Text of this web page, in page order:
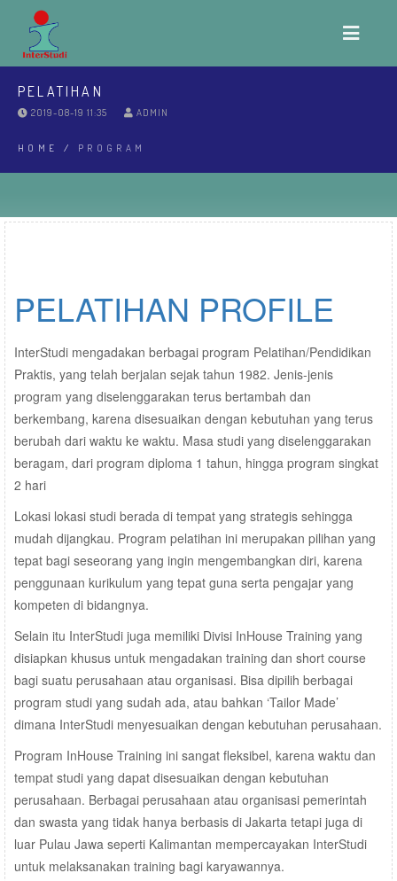
PELATIHAN
2019-08-19 11:35 ADMIN
HOME / PROGRAM
PELATIHAN PROFILE
InterStudi mengadakan berbagai program Pelatihan/Pendidikan
Praktis, yang telah berjalan sejak tahun 1982. Jenis-jenis
program yang diselenggarakan terus bertambah dan
berkembang, karena disesuaikan dengan kebutuhan yang terus
berubah dari waktu ke waktu. Masa studi yang diselenggarakan
beragam, dari program diploma 1 tahun, hingga program singkat
2 hari
Lokasi lokasi studi berada di tempat yang strategis sehingga
mudah dijangkau. Program pelatihan ini merupakan pilihan yang
tepat bagi seseorang yang ingin mengembangkan diri, karena
penggunaan kurikulum yang tepat guna serta pengajar yang
kompeten di bidangnya.
Selain itu InterStudi juga memiliki Divisi InHouse Training yang
disiapkan khusus untuk mengadakan training dan short course
bagi suatu perusahaan atau organisasi. Bisa dipilih berbagai
program studi yang sudah ada, atau bahkan ‘Tailor Made’
dimana InterStudi menyesuaikan dengan kebutuhan perusahaan.
Program InHouse Training ini sangat fleksibel, karena waktu dan
tempat studi yang dapat disesuaikan dengan kebutuhan
perusahaan. Berbagai perusahaan atau organisasi pemerintah
dan swasta yang tidak hanya berbasis di Jakarta tetapi juga di
luar Pulau Jawa seperti Kalimantan mempercayakan InterStudi
untuk melaksanakan training bagi karyawannya.